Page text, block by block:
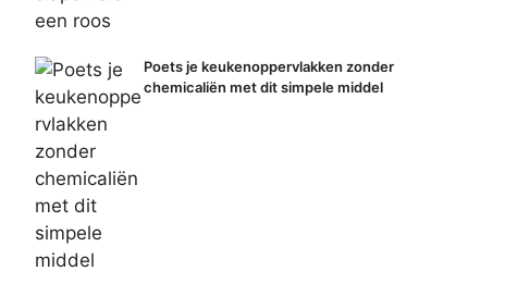
Poets je keukenoppervlakken zonder
chemicaliën met dit simpele middel